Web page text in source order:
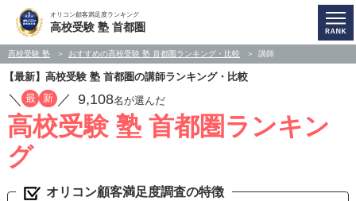
オリコン顧客満足度ランキング
高校受験 塾 首都圏
高校受験 塾 おすすめの高校受験 塾 首都圏ランキング・比較 講師
【最新】高校受験 塾 首都圏の講師ランキング・比較
／ 最 新 ／ 9,108名が選んだ
高校受験 塾 首都圏ランキン
グ
オリコン顧客満足度調査の特徴